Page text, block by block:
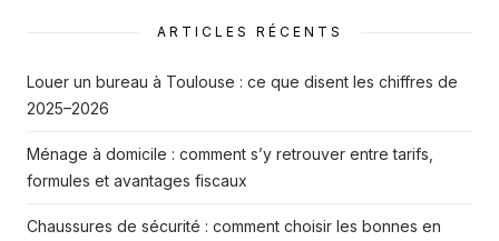
ARTICLES RÉCENTS
Louer un bureau à Toulouse : ce que disent les chiffres de
2025–2026
Ménage à domicile : comment s’y retrouver entre tarifs,
formules et avantages fiscaux
Chaussures de sécurité : comment choisir les bonnes en